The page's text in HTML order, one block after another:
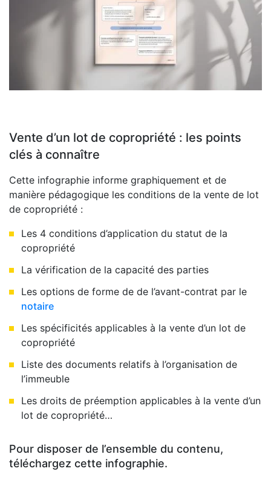
Vente d’un lot de copropriété : les points
clés à connaître
Cette infographie informe graphiquement et de
manière pédagogique les conditions de la vente de lot
de copropriété :
Les 4 conditions d’application du statut de la
copropriété
La vérification de la capacité des parties
Les options de forme de de l’avant-contrat par le
notaire
Les spécificités applicables à la vente d’un lot de
copropriété
Liste des documents relatifs à l’organisation de
l’immeuble
Les droits de préemption applicables à la vente d’un
lot de copropriété…
Pour disposer de l’ensemble du contenu,
téléchargez cette infographie.